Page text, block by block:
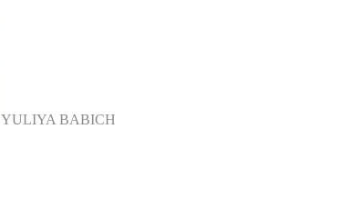
YULIYA BABICH